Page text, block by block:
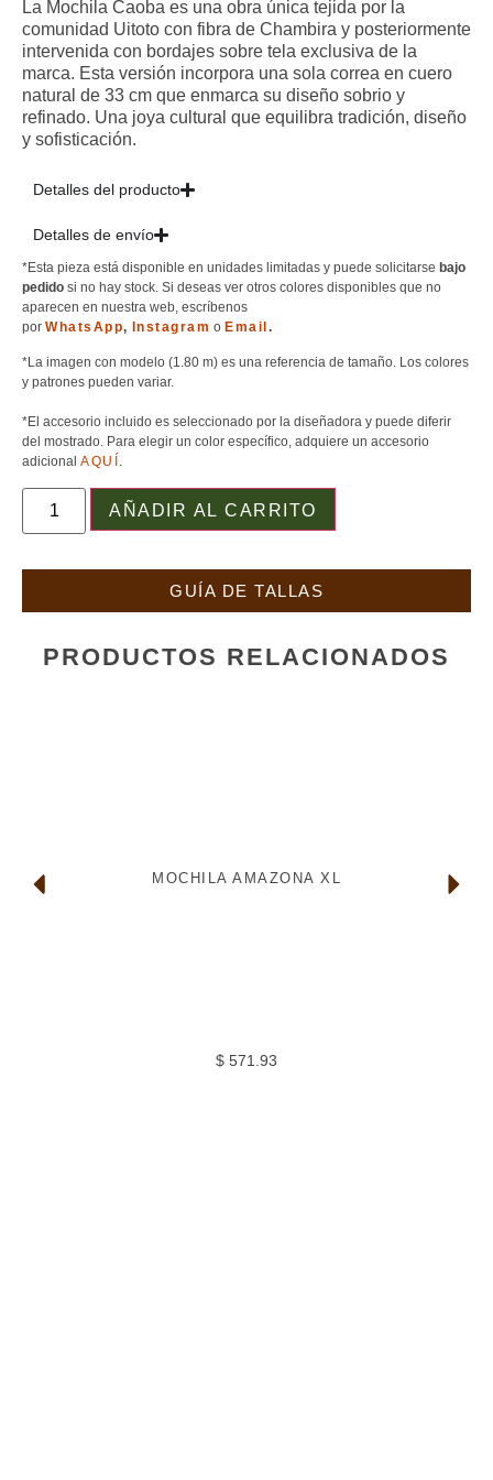
La Mochila Caoba es una obra única tejida por la
comunidad Uitoto con fibra de Chambira y posteriormente
intervenida con bordajes sobre tela exclusiva de la
marca. Esta versión incorpora una sola correa en cuero
natural de 33 cm que enmarca su diseño sobrio y
refinado. Una joya cultural que equilibra tradición, diseño
y sofisticación.
Detalles del producto
Detalles de envío
*Esta pieza está disponible en unidades limitadas y puede solicitarse bajo
pedido si no hay stock. Si deseas ver otros colores disponibles que no
aparecen en nuestra web, escríbenos
por WhatsApp, Instagram o Email.
*La imagen con modelo (1.80 m) es una referencia de tamaño. Los colores
y patrones pueden variar.
*El accesorio incluido es seleccionado por la diseñadora y puede diferir
del mostrado. Para elegir un color específico, adquiere un accesorio
adicional AQUÍ .
GUÍA DE TALLAS
AÑADIR AL CARRITO
PRODUCTOS RELACIONADOS
MOCHILA AMAZONA XL
$ 571.93